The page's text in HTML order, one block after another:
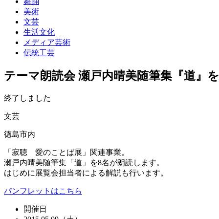
美術
文芸
生活文化
メディア芸術
伝統工芸
テーマ朗読会 瀬戸内晴美随筆集『道』
終了しました
文芸
徳島市内
「寂聴 愛のことば展」関連事業。
瀬戸内晴美随筆集「道」を8名が朗読します。
はじめに展覧会担当者による解説も行います。
パンフレットはこちら
開催日